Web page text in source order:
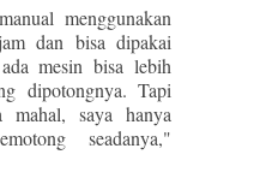
menggunakan
dan bisa dipakai
mesin bisa lebih
dipotongnya. Tapi
mahal, saya hanya
seadanya,"